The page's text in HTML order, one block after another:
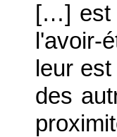
[…] est
l'avoir-
leur
des